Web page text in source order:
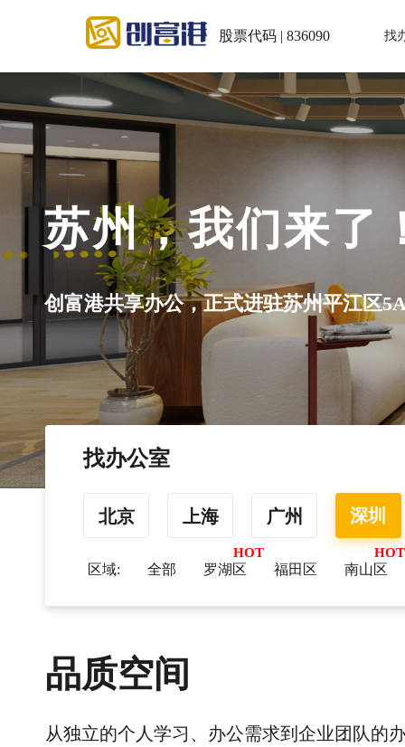
股票代码 | 836090 找
苏州，我们来了
创富港共享办公，正式进驻苏州平江区
找办公室
北京 上海 广州 深圳
区域: 全部 罗湖区 福田区 南山区
品质空间
从独立的个人学习、办公需求到企业团队的